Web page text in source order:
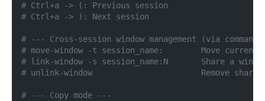
# Ctrl+a -> (: Previous session
# Ctrl+a -> ): Next session
# --- Cross-session window management (via
# move-window -t session_name:        Move current
# link-window -s session_name:N       Share a
# unlink-window                       Remove shared
# --- Copy mode ---